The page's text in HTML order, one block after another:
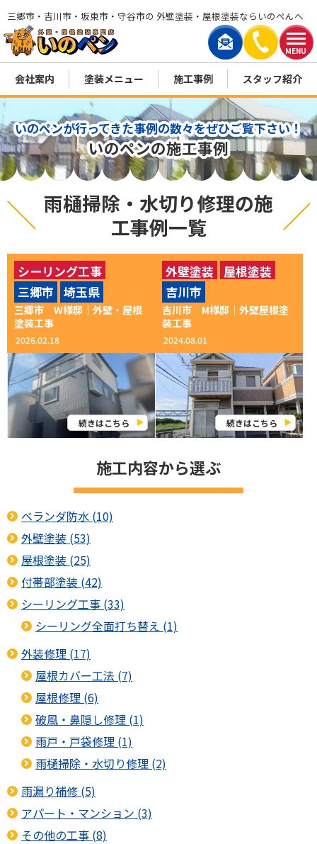
MENU
三郷市・吉川市・坂東市・守谷市の 外壁塗装・屋根塗装ならいのぺんへ
会社案内 塗装メニュー 施工事例 スタッフ紹介
いのペンが行ってきた事例の数々をぜひご覧下さい！
いのペンの施工事例
雨樋掃除・水切り修理の施
工事例一覧
三郷市 W様邸│外壁・屋根
塗装工事
2026.02.18
続きはこちら
シーリング工事
付帯部塗装 外壁塗装
外装修理 屋根修理
屋根塗装
雨樋掃除・水切り修理
三郷市 埼玉県
吉川市 M様邸｜外壁屋根塗
装工事
2024.08.01
続きはこちら
外壁塗装
屋根塗装
付帯部塗装
シーリング工事
雨樋掃除・水切り修理
その他の工事
吉川市
施工内容から選ぶ
ベランダ防水 (10)
外壁塗装 (53)
屋根塗装 (25)
付帯部塗装 (42)
シーリング工事 (33)
シーリング全面打ち替え (1)
外装修理 (17)
屋根カバー工法 (7)
屋根修理 (6)
破風・鼻隠し修理 (1)
雨戸・戸袋修理 (1)
雨樋掃除・水切り修理 (2)
雨漏り補修 (5)
アパート・マンション (3)
その他の工事 (8)